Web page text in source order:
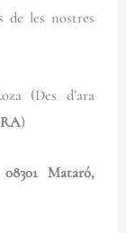
de les nostres
(Des d’ara
)
Mataró,